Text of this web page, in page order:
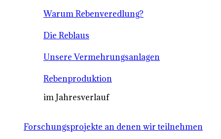
Warum Rebenveredlung?
Die Reblaus
Unsere Vermehrungsanlagen
Rebenproduktion
im Jahresverlauf
Forschungsprojekte an denen wir teilnehmen